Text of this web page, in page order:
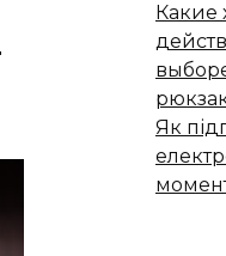
Какие
Як